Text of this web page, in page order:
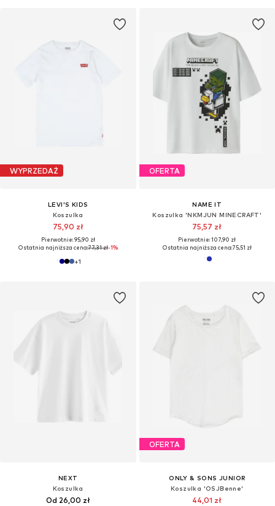
WYPRZEDAŻ
LEVI'S KIDS
Koszulka
75,90 zł
Pierwotnie: 95,90 zł
Ostatnia najniższa cena:77,31 zł-1%
+1
OFERTA
NAME IT
Koszulka 'NKMJUN MINECRAFT'
75,57 zł
Pierwotnie: 107,90 zł
Ostatnia najniższa cena:75,51 zł
NEXT
Koszulka
Od 26,00 zł
OFERTA
ONLY & SONS JUNIOR
Koszulka 'OSJBenne'
44,01 zł